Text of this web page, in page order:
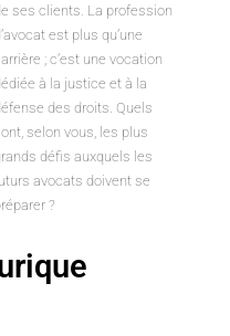
ses clients. La profession
est plus qu’une
; c’est une vocation
à la justice et à la
des droits. Quels
selon vous, les plus
défis auxquels les
avocats doivent se
?